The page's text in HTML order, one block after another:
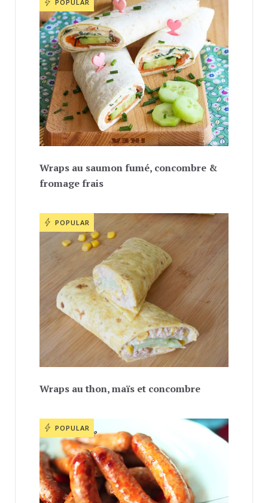
POPULAR
Wraps au saumon fumé, concombre &
fromage frais
POPULAR
Wraps au thon, maïs et concombre
POPULAR